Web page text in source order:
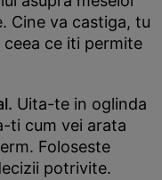
Cine va castiga, tu
ceea ce iti permite
Uita-te in oglinda
ti cum vei arata
Foloseste
potrivite.